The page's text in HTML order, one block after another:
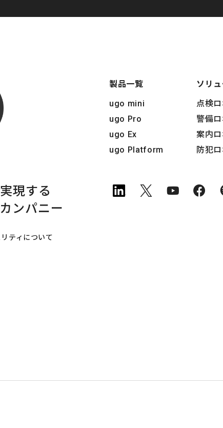
現する
カンパニー
ティについて
製品一覧
ugo mini
ugo Pro
ugo Ex
ugo Platform
ソリ
点検
警備
案内
防犯